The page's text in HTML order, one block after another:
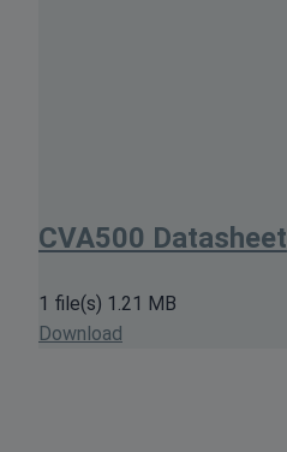
CVA500 Datasheet
1 file(s) 1.21 MB
Download